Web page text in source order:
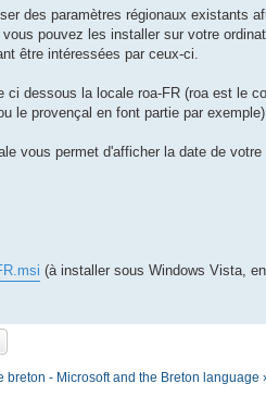
des paramètres régionaux existants
pouvez les installer sur votre
être intéressées par ceux-ci.
ci dessous la locale roa-FR (roa est le
le provençal en font partie par exemple).
vous permet d'afficher la date de votre
(à installer sous Windows Vista,
breton - Microsoft and the Breton language